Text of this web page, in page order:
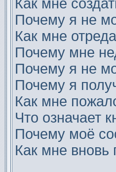
Как мне
Почему я не
Как мне
Почему мне
Почему я не
Почему я
Как мне
Что означает
Почему моё
Как мне